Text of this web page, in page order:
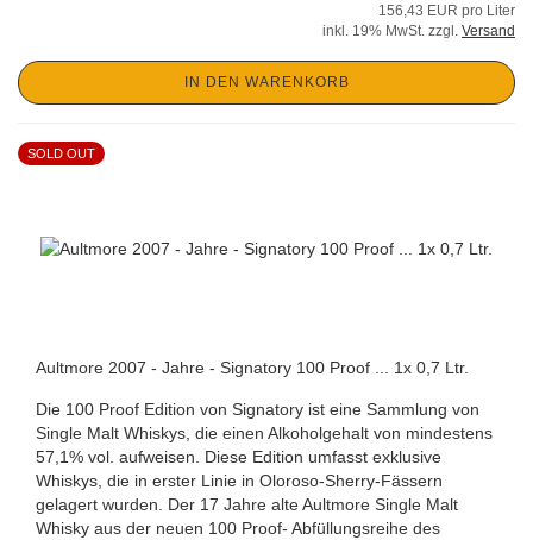
156,43 EUR pro Liter
inkl. 19% MwSt. zzgl. Versand
IN DEN WARENKORB
SOLD OUT
Aultmore 2007 - Jahre - Signatory 100 Proof ... 1x 0,7 Ltr.
Die 100 Proof Edition von Signatory ist eine Sammlung von
Single Malt Whiskys, die einen Alkoholgehalt von mindestens
57,1% vol. aufweisen. Diese Edition umfasst exklusive
Whiskys, die in erster Linie in Oloroso-Sherry-Fässern
gelagert wurden. Der 17 Jahre alte Aultmore Single Malt
Whisky aus der neuen 100 Proof- Abfüllungsreihe des